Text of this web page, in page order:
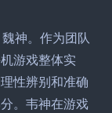
神。作为团队
游戏整体实
性辨别和准确
。韦神在游戏